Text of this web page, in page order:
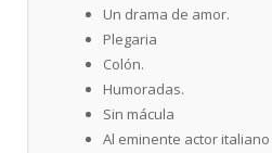
Un drama de amor.
Plegaria
Colón.
Humoradas.
Sin mácula
Al eminente actor italiano